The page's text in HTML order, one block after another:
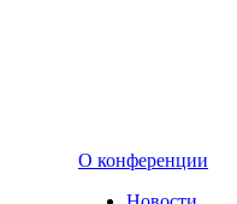
О конференции